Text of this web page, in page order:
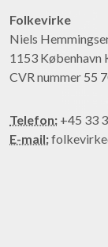
Folkevirke
Niels
1153 København
CVR nummer 55
Telefon: +45 33
E-mail: